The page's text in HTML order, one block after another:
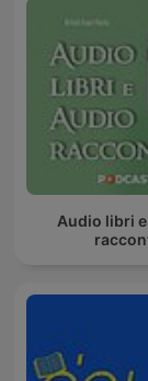
Audio libri